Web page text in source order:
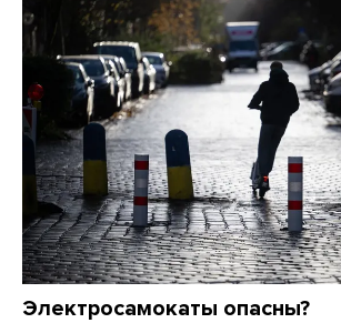
Электросамокаты опасны?